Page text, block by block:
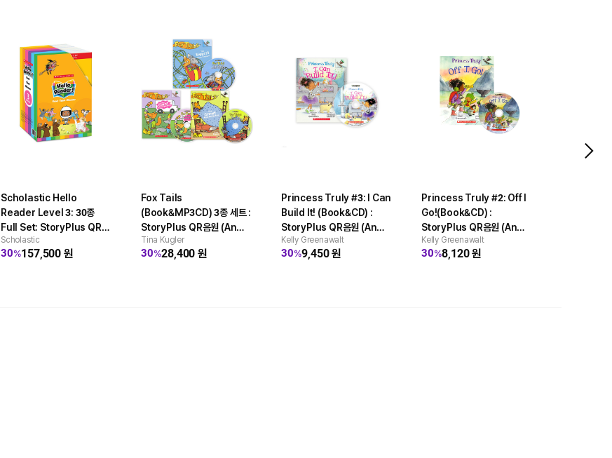
Scholastic Hello
Reader Level 3: 30종
Full Set: StoryPlus QR음
원 (팝펜 에디션)
Scholastic
30%157,500 원
Fox Tails
(Book&MP3CD) 3종 세트 :
StoryPlus QR음원 (An
Acorn Book)
Tina Kugler
30%28,400원
Princess Truly #3: I Can
Build It! (Book&CD) :
StoryPlus QR음원 (An
Acorn Book)
Kelly Greenawalt
30%9,450원
Princess Truly #2: Off I
Go!(Book&CD) :
StoryPlus QR음원 (An
Acorn Book)
Kelly Greenawalt
30%8,120원